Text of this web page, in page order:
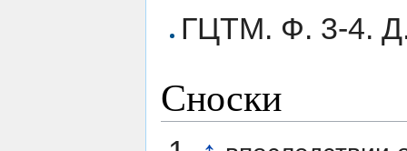
ГЦТМ. Ф. 3-4.
Сноски